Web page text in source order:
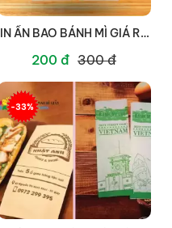
IN ẤN BAO BÁNH MÌ GIÁ RẺ
200 đ 300 đ
-33%